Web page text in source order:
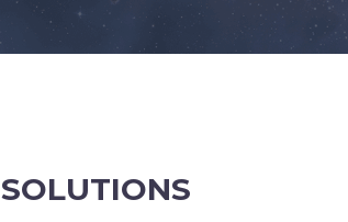
SOLUTIONS